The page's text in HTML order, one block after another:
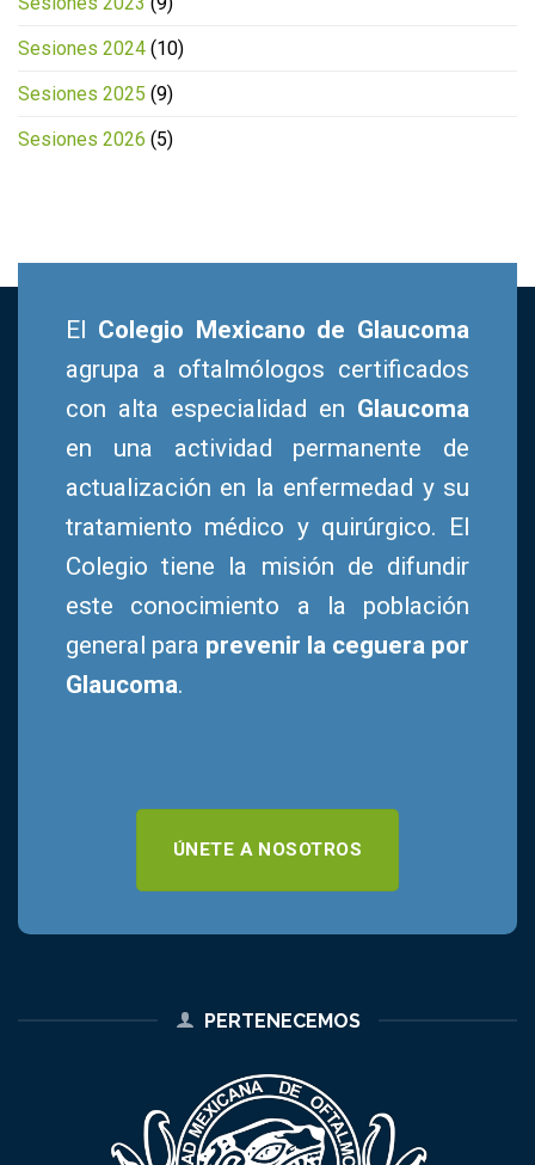
Sesiones 2024 (10)
Sesiones 2025 (9)
Sesiones 2026 (5)
El Colegio Mexicano de Glaucoma
agrupa a oftalmólogos certificados
con alta especialidad en Glaucoma
en una actividad permanente de
actualización en la enfermedad y su
tratamiento médico y quirúrgico. El
Colegio tiene la misión de difundir
este conocimiento a la población
general para prevenir la ceguera por
Glaucoma.
ÚNETE A NOSOTROS
PERTENECEMOS